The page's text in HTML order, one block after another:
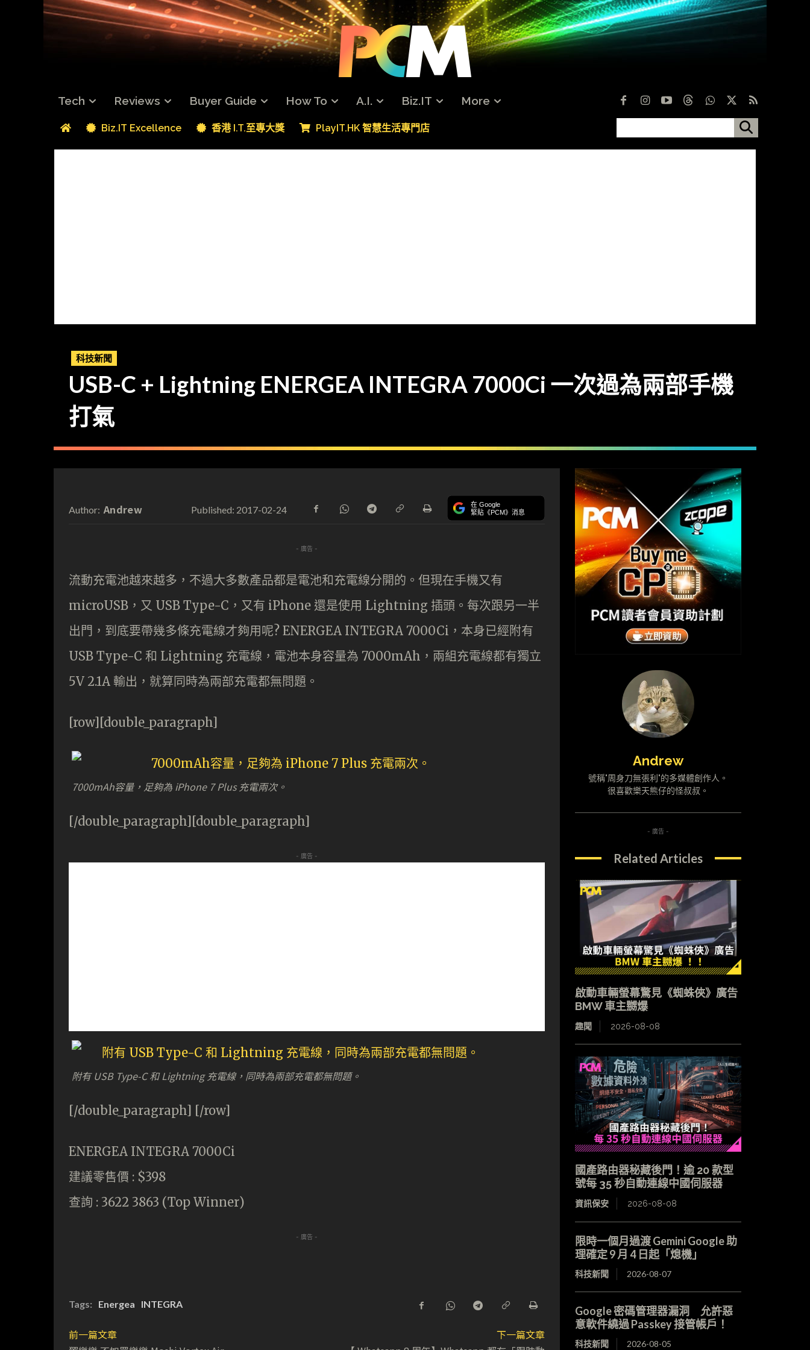
Tech Reviews Buyer Guide How To A.I. Biz.IT More
Biz.IT Excellence 香港 I.T.至專大獎 PlayIT.HK 智慧生活專門店
科技新聞
USB-C + Lightning ENERGEA INTEGRA 7000Ci 一次過為兩部手機
打氣
Author: Andrew Published: 2017-02-24 在 Google
緊貼《PCM》消息
- 廣告 -
流動充電池越來越多，不過大多數產品都是電池和充電線分開的。但現在手機又有
microUSB，又 USB Type-C，又有 iPhone 還是使用 Lightning 插頭。每次跟另一半
出門，到底要帶幾多條充電線才夠用呢? ENERGEA INTEGRA 7000Ci，本身已經附有
USB Type-C 和 Lightning 充電線，電池本身容量為 7000mAh，兩組充電線都有獨立
5V 2.1A 輸出，就算同時為兩部充電都無問題。
[row][double_paragraph]
7000mAh容量，足夠為 iPhone 7 Plus 充電兩次。
[/double_paragraph][double_paragraph]
- 廣告 -
附有 USB Type-C 和 Lightning 充電線，同時為兩部充電都無問題。
[/double_paragraph] [/row]
ENERGEA INTEGRA 7000Ci
建議零售價 : $398
查詢 : 3622 3863 (Top Winner)
- 廣告 -
Tags: Energea INTEGRA
前一篇文章
下一篇文章
Andrew
號稱"周身刀無張利"的多媒體創作人。
很喜歡樂天熊仔的怪叔叔。
- 廣告 -
Related Articles
啟動車輛螢幕驚見《蜘蛛俠》廣告
BMW 車主嬲爆
趣聞 2026-08-08
國產路由器秘藏後門！逾 20 款型
號每 35 秒自動連線中國伺服器
資訊保安 2026-08-08
限時一個月過渡 Gemini Google 助
理確定 9 月 4 日起「熄機」
科技新聞 2026-08-07
Google 密碼管理器漏洞 允許惡
意軟件繞過 Passkey 接管帳戶！
科技新聞 2026-08-05